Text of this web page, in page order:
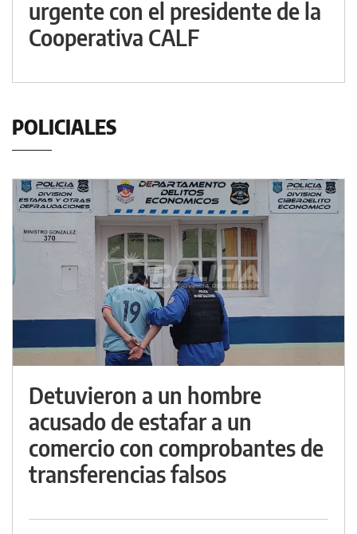
urgente con el presidente de la
Cooperativa CALF
POLICIALES
Detuvieron a un hombre
acusado de estafar a un
comercio con comprobantes de
transferencias falsos